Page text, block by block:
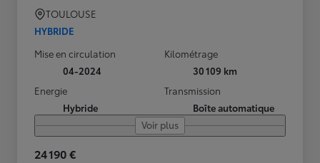
TOULOUSE
HYBRIDE
Mise en circulation
04-2024
Kilométrage
30 109 km
Energie
Hybride
Transmission
Boîte automatique
Voir plus
24 190 €